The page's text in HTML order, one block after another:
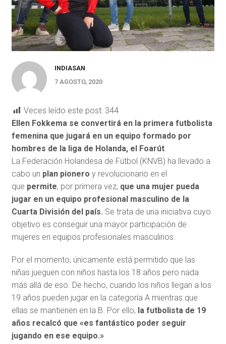
INDIASAN
7 AGOSTO, 2020
Veces leído este post: 344
Ellen Fokkema se convertirá en la primera futbolista
femenina que jugará en un equipo formado por
hombres de la liga de Holanda, el Foarút.
La Federación Holandesa de Fútbol (KNVB) ha llevado a
cabo un plan pionero y revolucionario en el
que permite, por primera vez, que una mujer pueda
jugar en un equipo profesional masculino de la
Cuarta División del país. Se trata de una iniciativa cuyo
objetivo es conseguir una mayor participación de
mujeres en equipos profesionales masculinos.
Por el momento, únicamente está permitido que las
niñas jueguen con niños hasta los 18 años pero nada
más allá de eso. De hecho, cuando los niños llegan a los
19 años pueden jugar en la categoría A mientras que
ellas se mantienen en la B. Por ello, la futbolista de 19
años recalcó que «es fantástico poder seguir
jugando en ese equipo.»